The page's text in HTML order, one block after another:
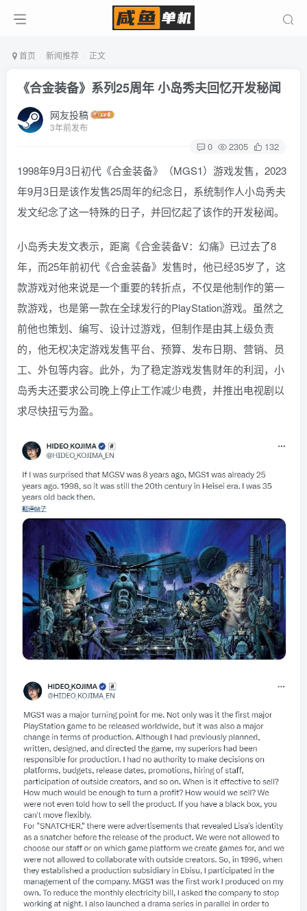
首页 新闻推荐 正文
《合金装备》系列25周年 小岛秀夫回忆开发秘闻
网友投稿
3年前发布
0 2305 132
1998年9月3日初代《合金装备》（MGS1）游戏发售，2023
年9月3日是该作发售25周年的纪念日，系统制作人小岛秀夫
发文纪念了这一特殊的日子，并回忆起了该作的开发秘闻。
小岛秀夫发文表示，距离《合金装备V：幻痛》已过去了8
年，而25年前初代《合金装备》发售时，他已经35岁了，这
款游戏对他来说是一个重要的转折点，不仅是他制作的第一
款游戏，也是第一款在全球发行的PlayStation游戏。虽然之
前他也策划、编写、设计过游戏，但制作是由其上级负责
的，他无权决定游戏发售平台、预算、发布日期、营销、员
工、外包等内容。此外，为了稳定游戏发售财年的利润，小
岛秀夫还要求公司晚上停止工作减少电费，并推出电视剧以
求尽快扭亏为盈。